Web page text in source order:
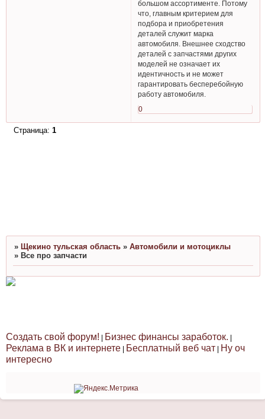
большом ассортименте. Потому
что, главным критерием для
подбора и приобретения
деталей служит марка
автомобиля. Внешнее сходство
деталей с запчастями других
моделей не означает их
идентичность и не может
гарантировать бесперебойную
работу автомобиля.
0
Страница: 1
» Щекино тульская область » Автомобили и мотоциклы
» Все про запчасти
Создать свой форум! Бизнес финансы заработок.
Реклама в ВК и интернете Бесплатный веб чат
Ну оч
интересно